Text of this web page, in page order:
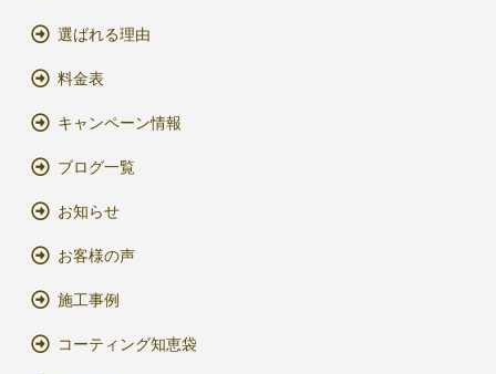
選ばれる理由
料金表
キャンペーン情報
ブログ一覧
お知らせ
お客様の声
施工事例
コーティング知恵袋